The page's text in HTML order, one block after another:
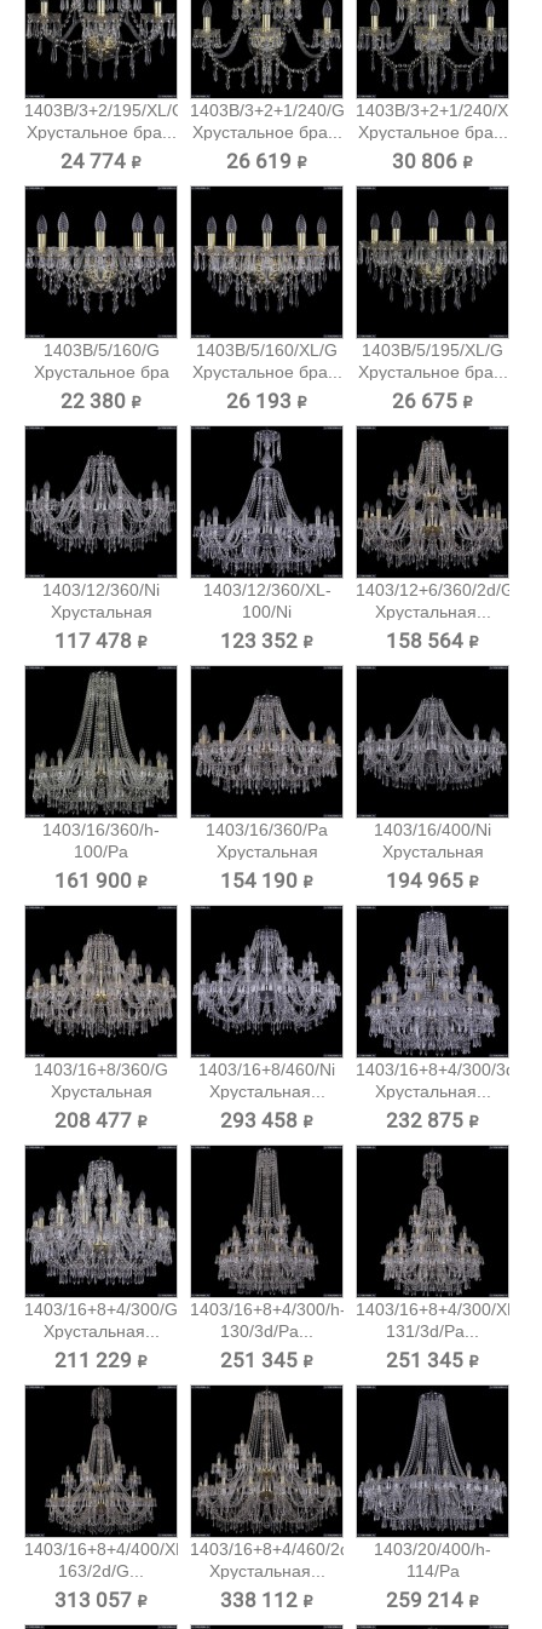
1403B/3+2/195/XL/G
Хрустальное бра...
24 774 ₽
1403B/3+2+1/240/G
Хрустальное бра...
26 619 ₽
1403B/3+2+1/240/XL/G
Хрустальное бра...
30 806 ₽
1403B/5/160/G
Хрустальное бра
Bohemia...
22 380 ₽
1403B/5/160/XL/G
Хрустальное бра...
26 193 ₽
1403B/5/195/XL/G
Хрустальное бра...
26 675 ₽
1403/12/360/Ni
Хрустальная
подвесная...
117 478 ₽
1403/12/360/XL-
100/Ni
Хрустальная...
123 352 ₽
1403/12+6/360/2d/G
Хрустальная...
158 564 ₽
1403/16/360/h-
100/Pa
Хрустальная...
161 900 ₽
1403/16/360/Pa
Хрустальная
подвесная...
154 190 ₽
1403/16/400/Ni
Хрустальная
подвесная...
194 965 ₽
1403/16+8/360/G
Хрустальная
подвесная...
208 477 ₽
1403/16+8/460/Ni
Хрустальная...
293 458 ₽
1403/16+8+4/300/3d/Pa
Хрустальная...
232 875 ₽
1403/16+8+4/300/G
Хрустальная...
211 229 ₽
1403/16+8+4/300/h-
130/3d/Pa...
251 345 ₽
1403/16+8+4/300/XL-
131/3d/Pa...
251 345 ₽
1403/16+8+4/400/XL-
163/2d/G...
313 057 ₽
1403/16+8+4/460/2d/G
Хрустальная...
338 112 ₽
1403/20/400/h-
114/Pa
Хрустальная...
259 214 ₽